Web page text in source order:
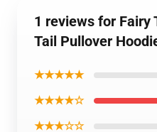
1 reviews for Fairy
Tail Pullover
★★★★★
★★★★☆
★★★☆☆